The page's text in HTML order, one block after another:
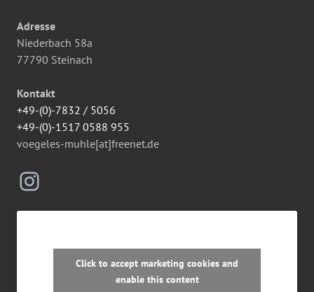
Adresse
Niederbach 58a
77790 Steinach
Kontakt
+49-(0)-7832 / 5056
+49-(0)-1517 0588 955
voegeles-muhle[at]freenet.de
Instagram
Click to accept marketing cookies and
enable this content